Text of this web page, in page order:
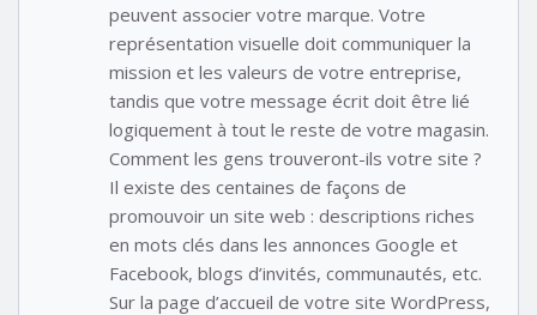
peuvent associer votre marque. Votre
représentation visuelle doit communiquer la
mission et les valeurs de votre entreprise,
tandis que votre message écrit doit être lié
logiquement à tout le reste de votre magasin.
Comment les gens trouveront-ils votre site ?
Il existe des centaines de façons de
promouvoir un site web : descriptions riches
en mots clés dans les annonces Google et
Facebook, blogs d’invités, communautés, etc.
Sur la page d’accueil de votre site WordPress,